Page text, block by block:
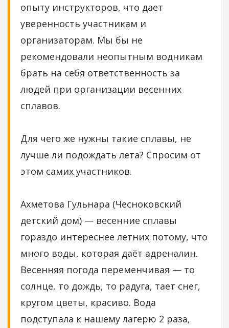
опыту инструкторов, что дает
уверенность участникам и
организаторам. Мы бы не
рекомендовали неопытным водникам
брать на себя ответственность за
людей при организации весенних
сплавов.
Для чего же нужны такие сплавы, не
лучше ли подождать лета? Спросим от
этом самих участников.
Ахметова Гульнара (Чесноковский
детский дом) — весенние сплавы
гораздо интереснее летних потому, что
много воды, которая даёт адреналин.
Весенняя погода переменчивая — то
солнце, то дождь, то радуга, тает снег,
кругом цветы, красиво. Вода
подступала к нашему лагерю 2 раза,